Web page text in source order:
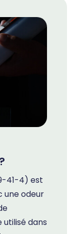
41-4) est
une odeur
dans